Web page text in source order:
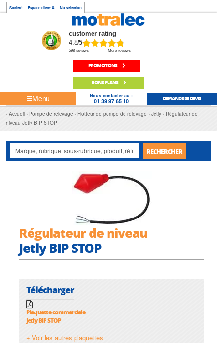
Société Espace client Ma sélection
customer rating
4.8/5
598 reviews More reviews
PROMOTIONS
BONS PLANS
Menu Nous contacter au :
01 39 97 65 10 DEMANDE DE DEVIS
Accueil Pompe de relevage Flotteur de pompe de relevage Jetly
Régulateur de
niveau Jetly BIP STOP
RECHERCHER
Régulateur de niveau
Jetly BIP STOP
Télécharger
Plaquette commerciale
Jetly BIP STOP
+ Voir les autres plaquettes